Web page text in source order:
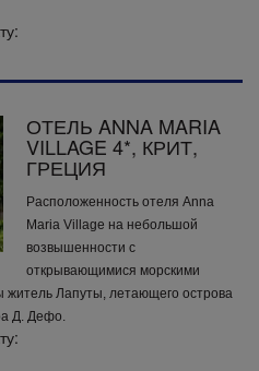
ОТЕЛЬ ANNA MARIA
VILLAGE 4*, КРИТ,
ГРЕЦИЯ
Расположенность отеля Anna
Maria Village на небольшой
возвышенности с
открывающимися морскими
Лапуты, летающего острова
Д. Дефо.